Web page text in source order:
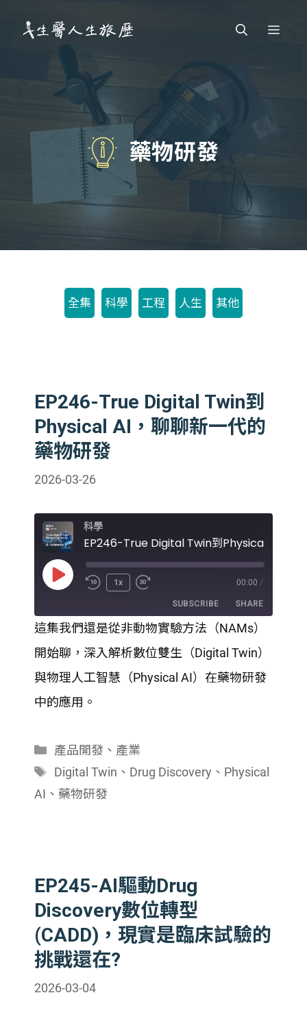
Menu
藥物研發
全集 科學 工程 人生 其他
EP246-True Digital Twin到
Physical AI，聊聊新一代的
藥物研發
2026-03-26
科學
Play
1x 00:00 /
SUBSCRIBE SHARE
RSS FEED
SHARE
LINK
EMBED
這集我們還是從非動物實驗方法（NAMs）
開始聊，深入解析數位雙生（Digital Twin）
與物理人工智慧（Physical AI）在藥物研發
中的應用。
分
類
產品開發、 產業
標
籤
Digital Twin 、 Drug Discovery 、 Physical
AI 、 藥物研發
EP245-AI驅動Drug
Discovery數位轉型
(CADD)，現實是臨床試驗的
挑戰還在?
2026-03-04